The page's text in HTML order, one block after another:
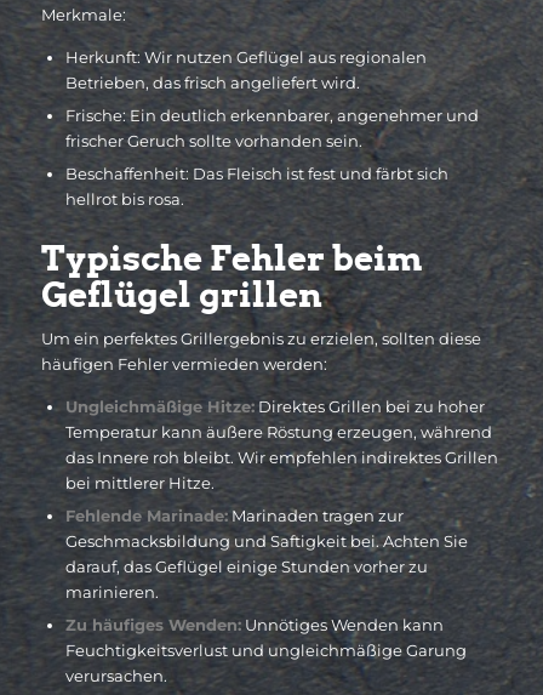
Merkmale:
Herkunft: Wir nutzen Geflügel aus regionalen
Betrieben, das frisch angeliefert wird.
Frische: Ein deutlich erkennbarer, angenehmer und
frischer Geruch sollte vorhanden sein.
Beschaffenheit: Das Fleisch ist fest und färbt sich
hellrot bis rosa.
Typische Fehler beim
Geflügel grillen
Um ein perfektes Grillergebnis zu erzielen, sollten diese
häufigen Fehler vermieden werden:
Ungleichmäßige Hitze:Direktes Grillen bei zu hoher
Temperatur kann äußere Röstung erzeugen, während
das Innere roh bleibt. Wir empfehlen indirektes Grillen
bei mittlerer Hitze.
Fehlende Marinade:Marinaden tragen zur
Geschmacksbildung und Saftigkeit bei. Achten Sie
darauf, das Geflügel einige Stunden vorher zu
marinieren.
Zu häufiges Wenden:Unnötiges Wenden kann
Feuchtigkeitsverlust und ungleichmäßige Garung
verursachen.